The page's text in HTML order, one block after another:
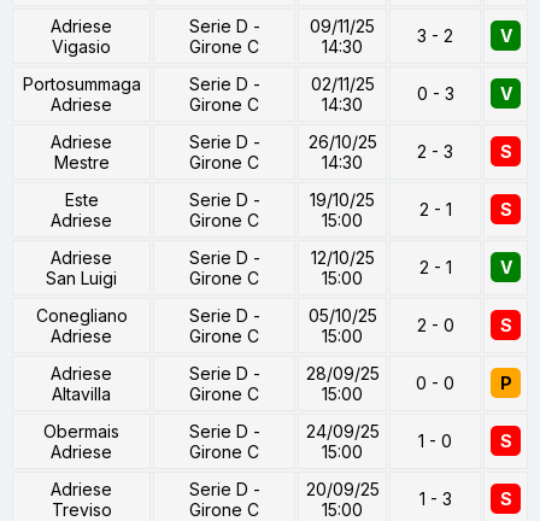
Adriese
Vigasio
Serie D -
Girone C
09/11/25
14:30
3 - 2 V
Portosummaga
Adriese
Serie D -
Girone C
02/11/25
14:30
0 - 3 V
Adriese
Mestre
Serie D -
Girone C
26/10/25
14:30
2 - 3 S
Este
Adriese
Serie D -
Girone C
19/10/25
15:00
2 - 1 S
Adriese
San Luigi
Serie D -
Girone C
12/10/25
15:00
2 - 1 V
Conegliano
Adriese
Serie D -
Girone C
05/10/25
15:00
2 - 0 S
Adriese
Altavilla
Serie D -
Girone C
28/09/25
15:00
0 - 0 P
Obermais
Adriese
Serie D -
Girone C
24/09/25
15:00
1 - 0 S
Adriese
Treviso
Serie D -
Girone C
20/09/25
15:00
1 - 3 S